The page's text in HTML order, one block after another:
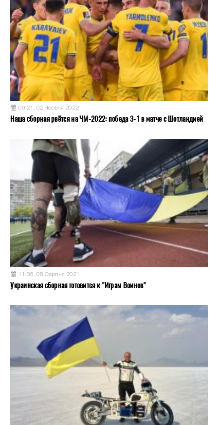
09:21, 02 Червня 2022
Наша сборная рвётся на ЧМ-2022: победа 3-1 в матче с Шотландией
11:35, 08 Серпня 2021
Украинская сборная готовится к "Играм Воинов"